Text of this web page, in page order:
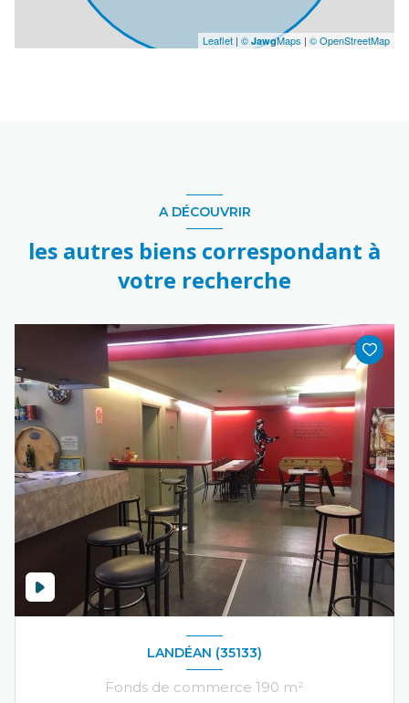
Leaflet | © JawgMaps | © OpenStreetMap
A DÉCOUVRIR
les autres biens correspondant à
votre recherche
LANDÉAN (35133)
Fonds de commerce 190 m²